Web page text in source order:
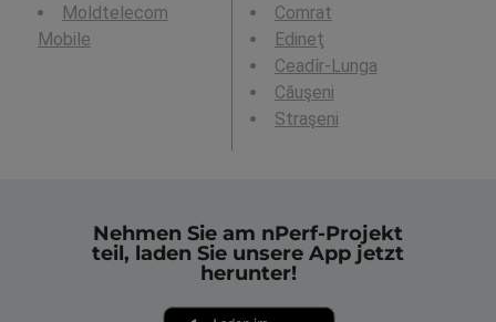
Moldtelecom
Mobile
Comrat
Edineţ
Ceadîr-Lunga
Căuşeni
Straşeni
Nehmen Sie am nPerf-Projekt
teil, laden Sie unsere App jetzt
herunter!